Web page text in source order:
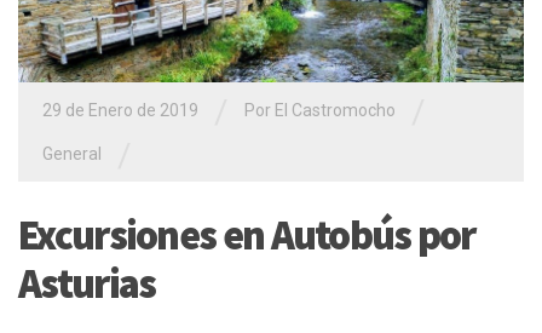
29 de Enero de 2019 Por El Castromocho
General
Excursiones en Autobús por
Asturias